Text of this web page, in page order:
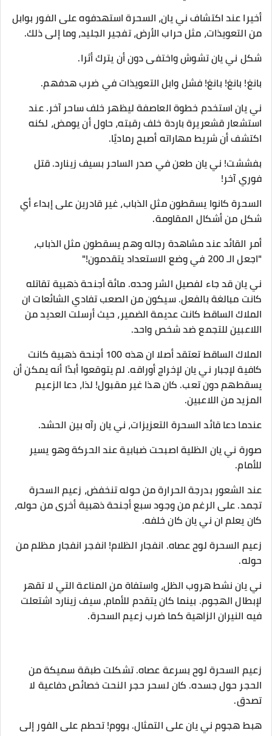
أخيرا عند اكتشاف ني يان، السحرة استهدفوه على الفور بوابل
من التعويذات، مثل حراب الأرض، تفجير الجليد، وما إلى ذلك.
شكل ني يان تشوش واختفى دون أن يترك أثرا.
بانغ! بانغ! بانغ! فشل وابل التعويذات في ضرب هدفهم.
ني يان استخدم خطوة العاصفة ليظهر خلف ساحر آخر. عند
استشعار قشعريرة باردة خلف رقبته، حاول أن يومض، لكنه
اكتشف أن شريط مهاراته أصبح رماديًا.
بفششت! ني يان طعن في صدر الساحر بسيف زينارد. قتل
فوري آخر!
السحرة كانوا يسقطون مثل الذباب، غير قادرين على إبداء أي
شكل من أشكال المقاومة.
أمر القائد عند مشاهدة رجاله وهم يسقطون مثل الذباب،
"اجعل الـ 200 في وضع الاستعداد يتقدمون!"
ني يان قد جاء لفصيل الشر وحده. مائة أجنحة ذهبية تقاتله
كانت مبالغة بالفعل. سيكون من الصعب تفادي الشائعات ان
الملاك الساقط كانت عديمة الضمير، حيث أرسلت العديد من
اللاعبين للتجمع ضد شخص واحد.
الملاك الساقط تعتقد أصلا ان هذه 100 أجنحة ذهبية كانت
كافية لإجبار ني يان لإخراج أوراقه. لم يتوقعوا أبدًا أنه يمكن أن
يسقطهم دون تعب. كان هذا غير مقبول! لذا، دعا الزعيم
المزيد من اللاعبين.
عندما دعا قائد السحرة التعزيزات، ني يان رآه بين الحشد.
صورة ني يان الظلية اصبحت ضبابية عند الحركة وهو يسير
للأمام.
عند الشعور بدرجة الحرارة من حوله تنخفض، زعيم السحرة
تجمد. على الرغم من وجود سبع أجنحة ذهبية أخرى من حوله،
كان يعلم ان ني يان كان خلفه.
زعيم السحرة لوح عصاه. انفجار الظلام! انفجر انفجار مظلم من
حوله.
ني يان نشط هروب الظل، واستفاة من المناعة التي لا تقهر
لإبطال الهجوم. بينما كان يتقدم للأمام، سيف زينارد اشتعلت
فيه النيران الزاهية كما ضرب زعيم السحرة.
زعيم السحرة لوح بسرعة عصاه. تشكلت طبقة سميكة من
الحجر حول جسده. كان لسحر حجر النحت خصائص دفاعية لا
تصدق.
هبط هجوم ني يان على التمثال. بووم! تحطم على الفور إلى